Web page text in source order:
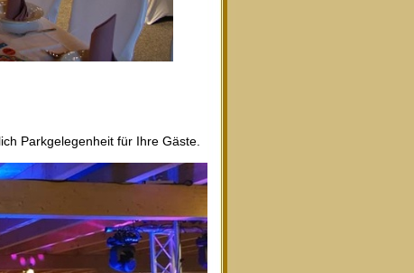
Parkgelegenheit für Ihre Gäste.